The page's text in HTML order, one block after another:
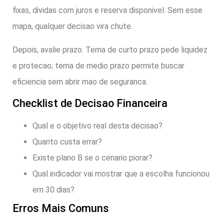
fixas, dividas com juros e reserva disponivel. Sem esse
mapa, qualquer decisao vira chute.
Depois, avalie prazo. Tema de curto prazo pede liquidez
e protecao; tema de medio prazo permite buscar
eficiencia sem abrir mao de seguranca.
Checklist de Decisao Financeira
Qual e o objetivo real desta decisao?
Quanto custa errar?
Existe plano B se o cenario piorar?
Qual indicador vai mostrar que a escolha funcionou
em 30 dias?
Erros Mais Comuns